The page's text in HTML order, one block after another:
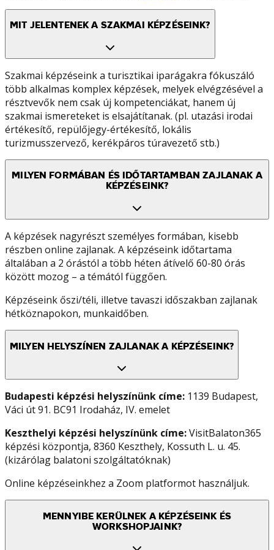
MIT JELENTENEK A SZAKMAI KÉPZÉSEINK?
Szakmai képzéseink a turisztikai iparágakra fókuszáló
több alkalmas komplex képzések, melyek elvégzésével a
résztvevők nem csak új kompetenciákat, hanem új
szakmai ismereteket is elsajátítanak. (pl. utazási irodai
értékesítő, repülőjegy-értékesítő, lokális
turizmusszervező, kerékpáros túravezető stb.)
MILYEN FORMÁBAN ÉS IDŐTARTAMBAN ZAJLANAK A
KÉPZÉSEINK?
A képzések nagyrészt személyes formában, kisebb
részben online zajlanak. A képzéseink időtartama
általában a 2 órástól a több héten átívelő 60-80 órás
között mozog – a témától függően.
Képzéseink őszi/téli, illetve tavaszi időszakban zajlanak
hétköznapokon, munkaidőben.
MILYEN HELYSZÍNEN ZAJLANAK A KÉPZÉSEINK?
Budapesti képzési helyszínünk címe: 1139 Budapest,
Váci út 91. BC91 Irodaház, IV. emelet
Keszthelyi képzési helyszínünk címe:VisitBalaton365
képzési központja, 8360 Keszthely, Kossuth L. u. 45.
(kizárólag balatoni szolgáltatóknak)
Online képzéseinkhez a Zoom platformot használjuk.
MENNYIBE KERÜLNEK A KÉPZÉSEINK ÉS
WORKSHOPJAINK?